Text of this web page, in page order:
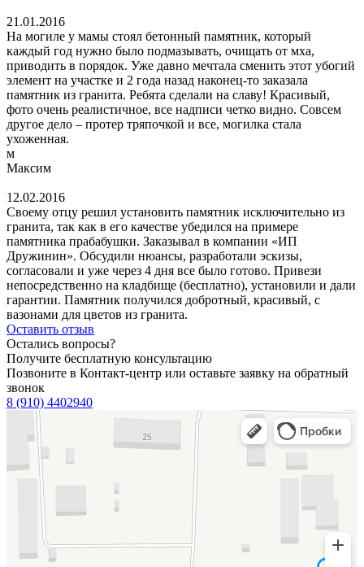
21.01.2016
На могиле у мамы стоял бетонный памятник, который
каждый год нужно было подмазывать, очищать от мха,
приводить в порядок. Уже давно мечтала сменить этот убогий
элемент на участке и 2 года назад наконец-то заказала
памятник из гранита. Ребята сделали на славу! Красивый,
фото очень реалистичное, все надписи четко видно. Совсем
другое дело – протер тряпочкой и все, могилка стала
ухоженная.
м
Максим
12.02.2016
Своему отцу решил установить памятник исключительно из
гранита, так как в его качестве убедился на примере
памятника прабабушки. Заказывал в компании «ИП
Дружинин». Обсудили нюансы, разработали эскизы,
согласовали и уже через 4 дня все было готово. Привези
непосредственно на кладбище (бесплатно), установили и дали
гарантии. Памятник получился добротный, красивый, с
вазонами для цветов из гранита.
Оставить отзыв
Остались вопросы?
Получите бесплатную консультацию
Позвоните в Контакт-центр или оставьте заявку на обратный
звонок
8 (910) 4402940